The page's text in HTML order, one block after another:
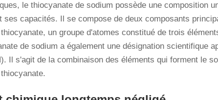
le thiocyanate de sodium possède une composition
ses capacités. Il se compose de deux composants
un groupe d'atomes constitué de trois
de sodium a également une désignation scientifique
Il s'agit de la combinaison des éléments qui forment le
thiocyanate.